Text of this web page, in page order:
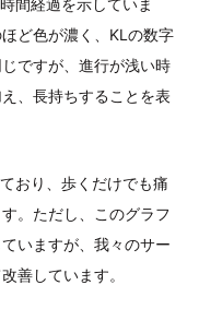
間経過を示していま
ど色が濃く、KLの数字
ですが、進行が浅い時
、長持ちすることを表
おり、歩くだけでも痛
。ただし、このグラフ
いますが、我々のサー
善しています。